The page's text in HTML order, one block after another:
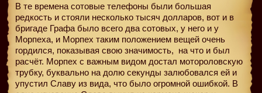
В те времена сотовые телефоны были большая
редкость и стояли несколько тысяч долларов, вот и в
бригаде Графа было всего два сотовых, у него и у
Морпеха, и Морпех таким положением вещей очень
гордился, показывая свою значимость, на что и был
расчёт. Морпех с важным видом достал мотороловскую
трубку, буквально на долю секунды залюбовался ей и
упустил Славу из вида, что было огромной ошибкой. В